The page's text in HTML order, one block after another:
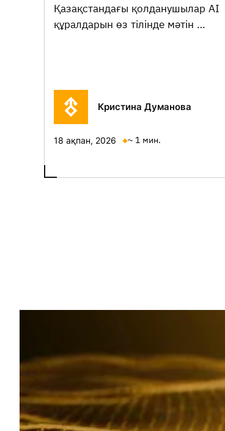
Қазақстандағы қолданушылар AI
құралдарын өз тілінде мәтін …
Кристина Думанова
18 ақпан, 2026 ~ 1 мин.